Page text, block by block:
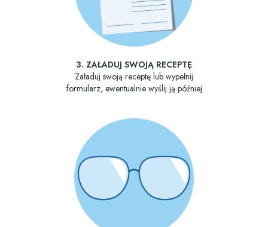
3. ZAŁADUJ SWOJĄ RECEPTĘ
Załaduj swoją receptę lub wypełnij
formularz, ewentualnie wyślij ją później